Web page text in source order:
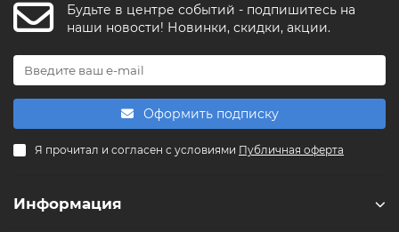
Будьте в центре событий - подпишитесь на
наши новости! Новинки, скидки, акции.
Оформить подписку
Я прочитал и согласен с условиями Публичная оферта
Информация
F FishkaAI
Обычно отвечаем за минуту
Чем можем помочь?